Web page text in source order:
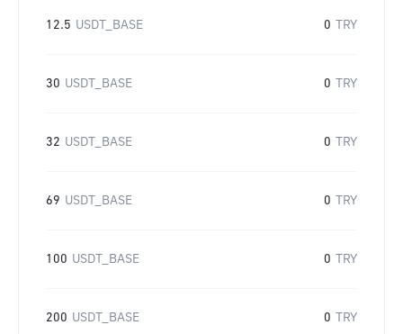
12.5 USDT_BASE 0 TRY
30 USDT_BASE 0 TRY
32 USDT_BASE 0 TRY
69 USDT_BASE 0 TRY
100 USDT_BASE 0 TRY
200 USDT_BASE 0 TRY